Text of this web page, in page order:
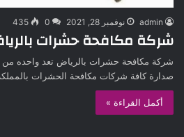
admin نوفمبر 28, 2021 0
435
شركة مكافحة حشرات
شركة مكافحة حشرات بالرياض تعد واحده
صدارة كافة شركات مكافحة الحشرات
أكمل القراءة »